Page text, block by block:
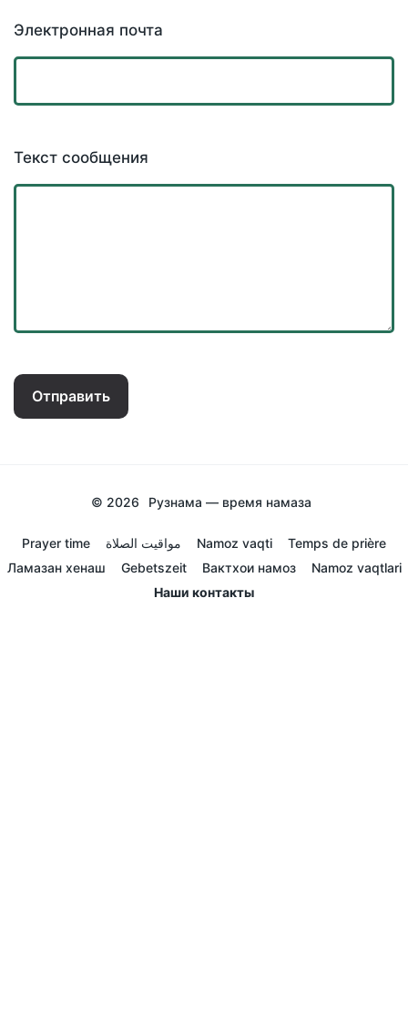
Электронная почта
Текст сообщения
Отправить
© 2026 Рузнама — время намаза
Prayer time مواقيت الصلاة Namoz vaqti
Temps de prière
Ламазан хенаш
Gebetszeit Вактхои намоз
Namoz vaqtlari
Наши контакты